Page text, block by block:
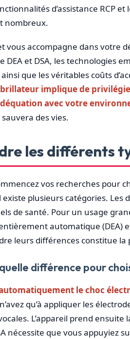
d’assistance RCP
nombreux.
vous accompagne dans votre
DEA et DSA, les technologies
que les véritables coûts
implique de
avec votre
des vies.
les différents
vos recherches pour
existe plusieurs catégories.
de santé. Pour un usage
automatique (DEA)
leurs différences constitue
quelle différence pour
le choc
qu’à appliquer les
L’appareil prend
nécessite que vous appuyiez